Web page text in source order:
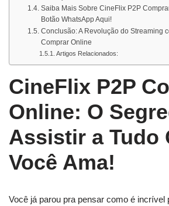
Saiba Mais Sobre CineFlix P2P
Botão WhatsApp Aqui!
Conclusão: A Revolução do Streaming
Comprar Online
Artigos Relacionados:
CineFlix P2P
Online: O
Assistir a Tudo
Você Ama!
Você já parou pra pensar como é incrível